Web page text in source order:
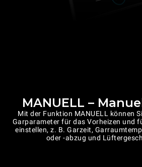
MANUELL –
Mit der Funktion MANUELL können
Garparameter für das Vorheizen und
einstellen, z. B. Garzeit,
oder -abzug und